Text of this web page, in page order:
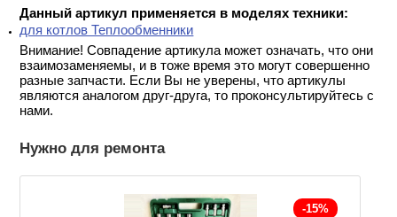
Данный артикул применяется в моделях техники:
для котлов Теплообменники
Внимание! Совпадение артикула может означать, что они
взаимозаменяемы, и в тоже время это могут совершенно
разные запчасти. Если Вы не уверены, что артикулы
являются аналогом друг-друга, то проконсультируйтесь с
нами.
Нужно для ремонта
-15%